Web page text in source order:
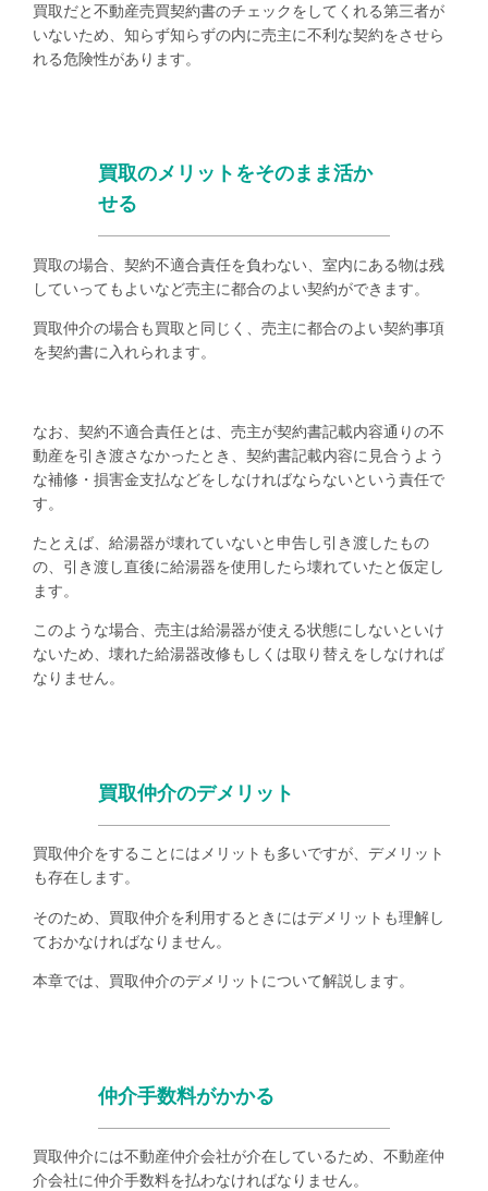
買取だと不動産売買契約書のチェックをしてくれる第三者が
いないため、知らず知らずの内に売主に不利な契約をさせら
れる危険性があります。
買取のメリットをそのまま活か
せる
買取の場合、契約不適合責任を負わない、室内にある物は残
していってもよいなど売主に都合のよい契約ができます。
買取仲介の場合も買取と同じく、売主に都合のよい契約事項
を契約書に入れられます。
なお、契約不適合責任とは、売主が契約書記載内容通りの不
動産を引き渡さなかったとき、契約書記載内容に見合うよう
な補修・損害金支払などをしなければならないという責任で
す。
たとえば、給湯器が壊れていないと申告し引き渡したもの
の、引き渡し直後に給湯器を使用したら壊れていたと仮定し
ます。
このような場合、売主は給湯器が使える状態にしないといけ
ないため、壊れた給湯器改修もしくは取り替えをしなければ
なりません。
買取仲介のデメリット
買取仲介をすることにはメリットも多いですが、デメリット
も存在します。
そのため、買取仲介を利用するときにはデメリットも理解し
ておかなければなりません。
本章では、買取仲介のデメリットについて解説します。
仲介手数料がかかる
買取仲介には不動産仲介会社が介在しているため、不動産仲
介会社に仲介手数料を払わなければなりません。